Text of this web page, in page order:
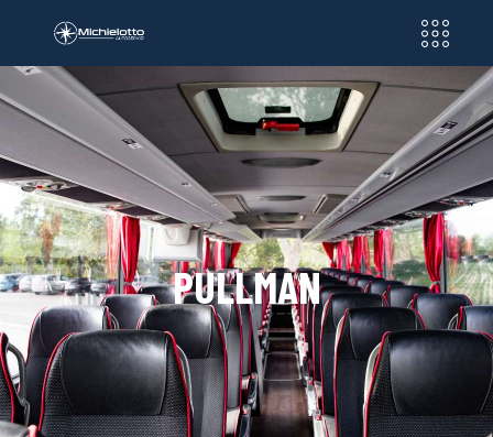
PULLMAN